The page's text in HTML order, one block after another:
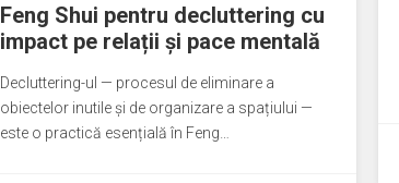
Feng Shui pentru decluttering cu
impact pe relații și pace mentală
Decluttering-ul — procesul de eliminare a
obiectelor inutile și de organizare a spațiului —
este o practică esențială în Feng…